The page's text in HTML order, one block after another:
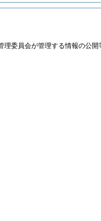
委員会が管理する情報の公開